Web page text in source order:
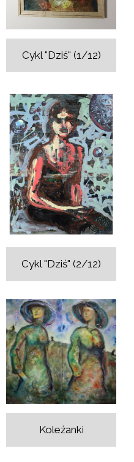
Cykl "Dziś" (1/12)
Cykl "Dziś" (2/12)
Koleżanki